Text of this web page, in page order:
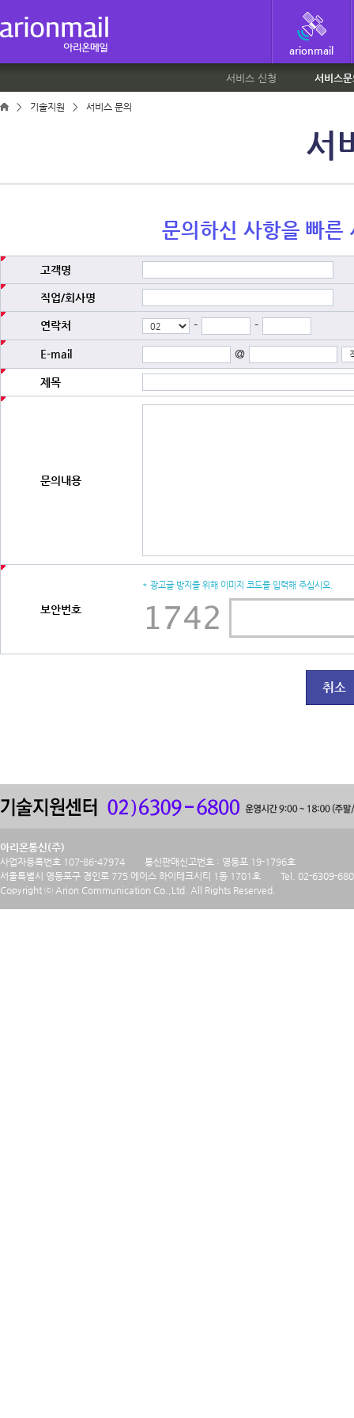
arionmail
서비스 신청 서비스문
> 기술지원 > 서비스 문의
서
문의하신 사항을 빠른
고객명
직업/회사명
연락처 - -
E-mail @
제목
문의내용
보안번호
* 광고글 방지를 위해 이미지 코드를 입력해 주십시오.
취소
아리온통신(주)
사업자등록번호 107-86-47974
통신판매신고번호 : 영등포 19-1796호
서울특별시 영등포구 경인로 775 에이스 하이테크시티 1동 1701호
Tel. 02-6309-
Copyright ⓒ Arion Communication Co.,Ltd. All Rights Reserved.